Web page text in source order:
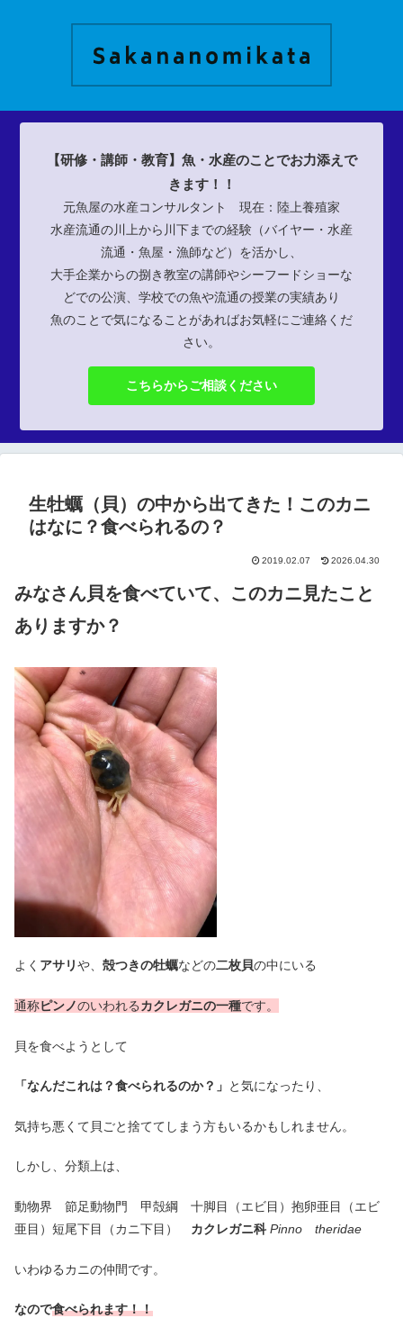
【研修・講師・教育】魚・水産のことでお力添えで
きます！！
元魚屋の水産コンサルタント 現在：陸上養殖家
水産流通の川上から川下までの経験（バイヤー・水産
流通・魚屋・漁師など）を活かし、
大手企業からの捌き教室の講師やシーフードショーな
どでの公演、学校での魚や流通の授業の実績あり
魚のことで気になることがあればお気軽にご連絡くだ
さい。
こちらからご相談ください
生牡蠣（貝）の中から出てきた！このカニ
はなに？食べられるの？
2019.02.07 2026.04.30
みなさん貝を食べていて、このカニ見たこと
ありますか？
よく アサリや、 殻つきの牡蠣などの二枚貝の中にいる
通称ピンノのいわれるカクレガニの一種です。
貝を食べようとして
「なんだこれは？食べられるのか？」 と気になったり、
気持ち悪くて貝ごと捨ててしまう方もいるかもしれません。
しかし、分類上は、
動物界 節足動物門 甲殻綱 十脚目（エビ目）抱卵亜目（エビ
亜目）短尾下目（カニ下目） カクレガニ科 Pinno theridae
いわゆるカニの仲間です。
なので食べられます！！